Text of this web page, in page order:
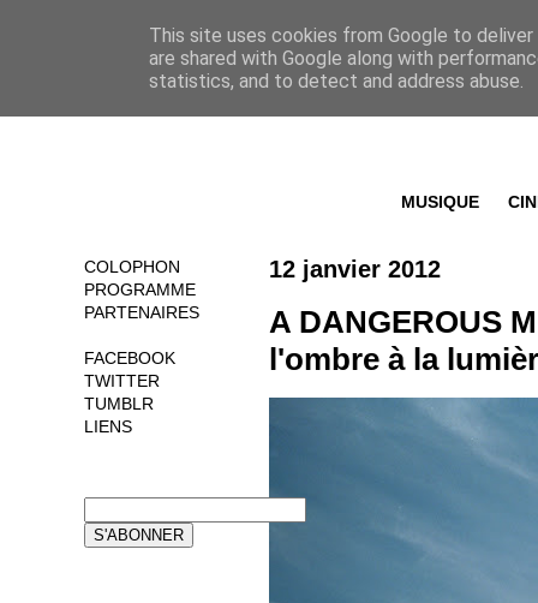
MUSIQUE
12 janvier 2012
A DANGEROUS
l'ombre à la
COLOPHON
PROGRAMME
PARTENAIRES
FACEBOOK
TWITTER
TUMBLR
LIENS
This site uses cookies from Google to
are shared with Google along with
statistics, and to detect and address abuse.